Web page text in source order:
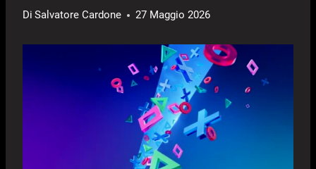
Di Salvatore Cardone 27 Maggio 2026